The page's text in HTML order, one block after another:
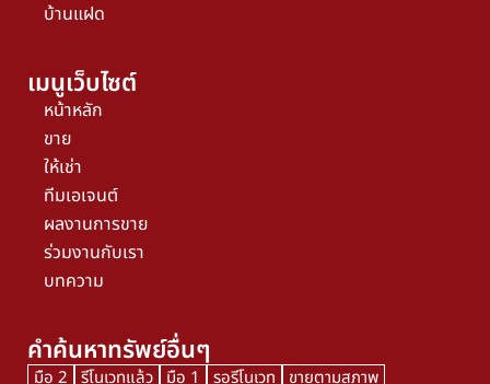
บ้านแฝด
เมนูเว็บไซต์
หน้าหลัก
ขาย
ให้เช่า
ทีมเอเจนต์
ผลงานการขาย
ร่วมงานกับเรา
บทความ
คำค้นหาทรัพย์อื่นๆ
มือ 2 รีโนเวทแล้ว มือ 1 รอรีโนเวท ขายตามสภาพ